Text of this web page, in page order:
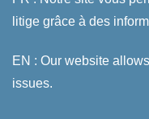
litige grâce à des
EN : Our website
issues.